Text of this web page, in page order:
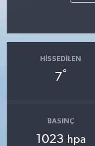
HISSEDILEN
7°
BASINÇ
1023 hpa